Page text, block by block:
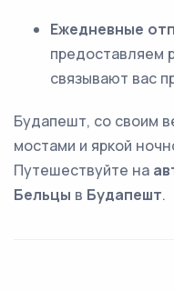
Ежедневные
предоставляем
связывают вас
Будапешт, со своим
мостами и яркой
Путешествуйте на
Бельцы в Будапешт.